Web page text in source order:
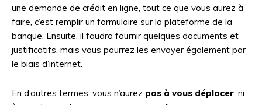
une demande de crédit en ligne, tout ce que vous aurez à
faire, c’est remplir un formulaire sur la plateforme de la
banque. Ensuite, il faudra fournir quelques documents et
justificatifs, mais vous pourrez les envoyer également par
le biais d’internet.
En d’autres termes, vous n’aurez pas à vous déplacer , ni